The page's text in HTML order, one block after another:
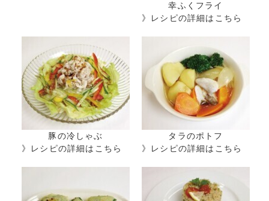
幸ふくフライ
》レシピの詳細はこちら
豚の冷しゃぶ
》レシピの詳細はこちら
タラのポトフ
》レシピの詳細はこちら